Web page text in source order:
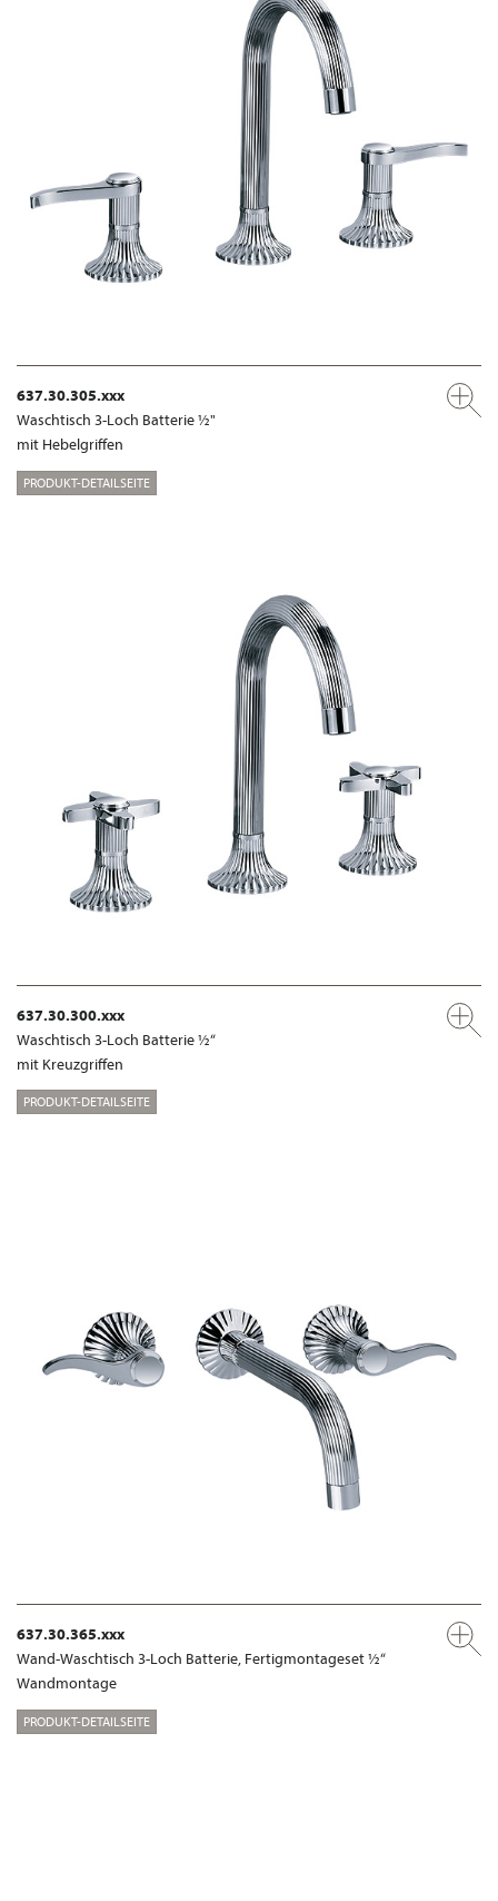
637.30.305.xxx
Waschtisch 3-Loch Batterie ½"
mit Hebelgriffen
PRODUKT-DETAILSEITE
637.30.300.xxx
Waschtisch 3-Loch Batterie ½“
mit Kreuzgriffen
PRODUKT-DETAILSEITE
637.30.365.xxx
Wand-Waschtisch 3-Loch Batterie, Fertigmontageset ½“
Wandmontage
PRODUKT-DETAILSEITE